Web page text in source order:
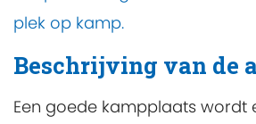
plek op kamp.
Beschrijving van de
Een goede kampplaats wordt